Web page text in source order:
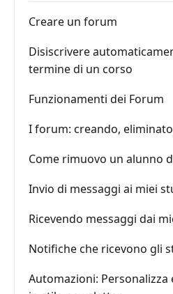
Creare un forum
Disiscrivere
termine di un corso
Funzionamenti dei Forum
I forum: creando,
Come rimuovo un alunno
Invio di messaggi ai miei
Ricevendo messaggi dai
Notifiche che ricevono gli
Automazioni: Personalizza